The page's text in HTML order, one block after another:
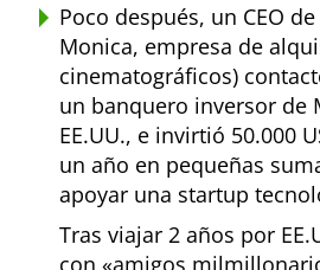
Poco después, un CEO
Monica, empresa de
cinematográficos)
un banquero inversor de
EE.UU., e invirtió 50.000
un año en pequeñas
apoyar una startup
Tras viajar 2 años por
con
amigos